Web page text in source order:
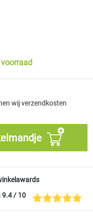
wij verzendkosten
9.4 / 10